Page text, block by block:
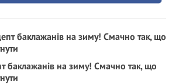
баклажанів на зиму! Смачно так, що